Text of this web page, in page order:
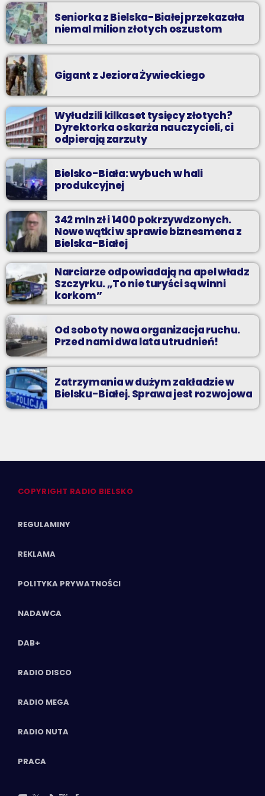
Seniorka z Bielska-Białej przekazała
niemal milion złotych oszustom
Gigant z Jeziora Żywieckiego
Wyłudzili kilkaset tysięcy złotych?
Dyrektorka oskarża nauczycieli, ci
odpierają zarzuty
Bielsko-Biała: wybuch w hali
produkcyjnej
342 mln zł i 1400 pokrzywdzonych.
Nowe wątki w sprawie biznesmena z
Bielska-Białej
Narciarze odpowiadają na apel władz
Szczyrku. „To nie turyści są winni
korkom”
Od soboty nowa organizacja ruchu.
Przed nami dwa lata utrudnień!
Zatrzymania w dużym zakładzie w
Bielsku-Białej. Sprawa jest rozwojowa
COPYRIGHT RADIO BIELSKO
REGULAMINY
REKLAMA
POLITYKA PRYWATNOŚCI
NADAWCA
DAB+
RADIO DISCO
RADIO MEGA
RADIO NUTA
PRACA